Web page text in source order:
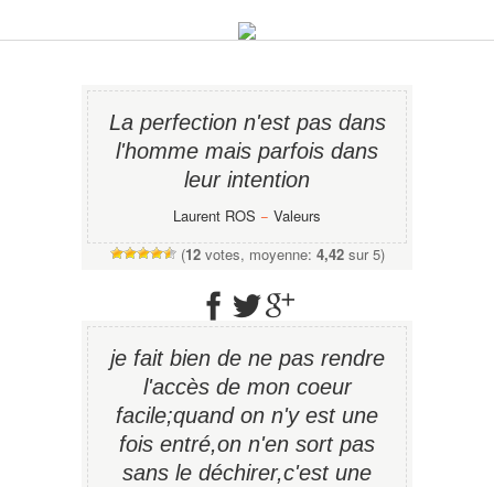
La perfection n'est pas dans
l'homme mais parfois dans
leur intention
Laurent ROS − Valeurs
(12votes, moyenne: 4,42sur 5)
je fait bien de ne pas rendre
l'accès de mon coeur
facile;quand on n'y est une
fois entré,on n'en sort pas
sans le déchirer,c'est une